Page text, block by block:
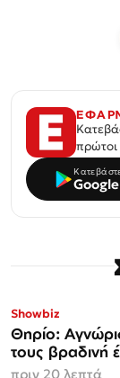
πρώτοι
Showbiz
Θηρίο:
τους βραδινή
πριν 20 λεπτά